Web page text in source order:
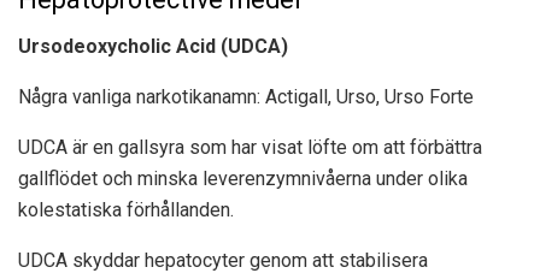
Ursodeoxycholic Acid (UDCA)
Några vanliga narkotikanamn: Actigall, Urso, Urso Forte
UDCA är en gallsyra som har visat löfte om att förbättra
gallflödet och minska leverenzymnivåerna under olika
kolestatiska förhållanden.
UDCA skyddar hepatocyter genom att stabilisera